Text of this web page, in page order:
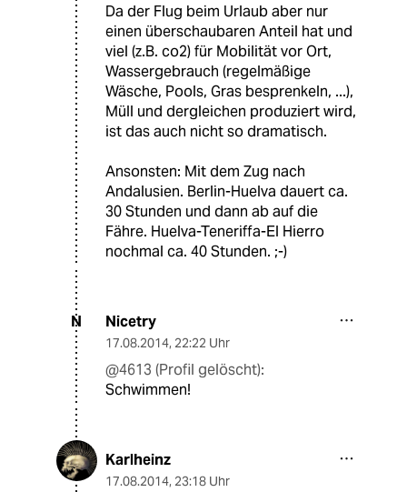
Da der Flug beim Urlaub aber nur
einen überschaubaren Anteil hat und
viel (z.B. co2) für Mobilität vor Ort,
Wassergebrauch (regelmäßige
Wäsche, Pools, Gras besprenkeln, ...),
Müll und dergleichen produziert wird,
ist das auch nicht so dramatisch.
Ansonsten: Mit dem Zug nach
Andalusien. Berlin-Huelva dauert ca.
30 Stunden und dann ab auf die
Fähre. Huelva-Teneriffa-El Hierro
nochmal ca. 40 Stunden. ;-)
N Nicetry
17.08.2014, 22:22 Uhr
@4613 (Profil gelöscht):
Schwimmen!
Karlheinz
17.08.2014, 23:18 Uhr